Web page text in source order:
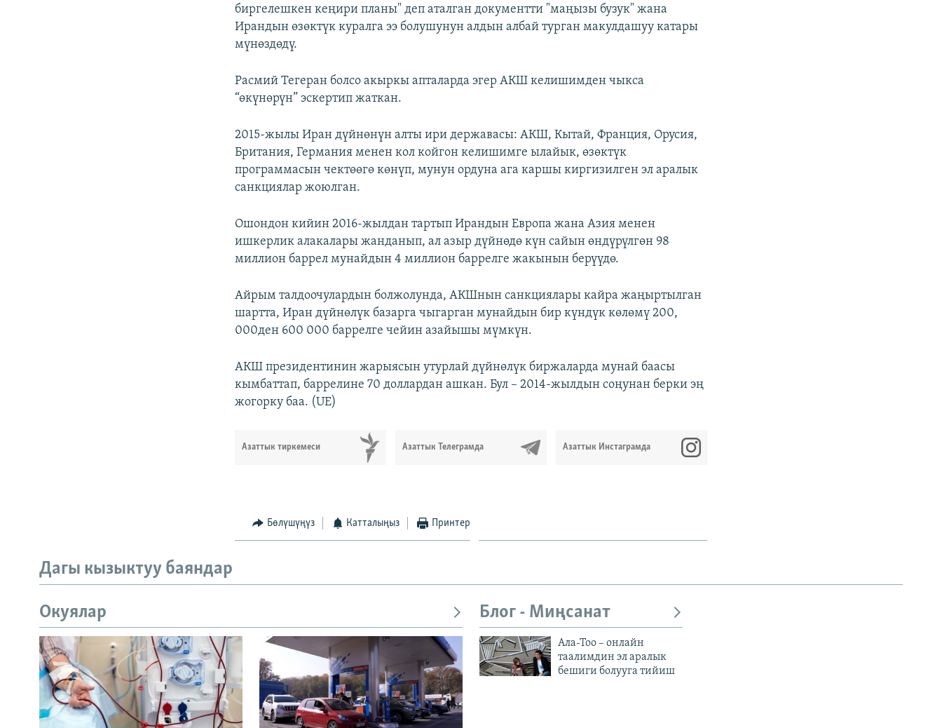
биргелешкен кеңири планы" деп аталган документти "маңызы бузук" жана
Ирандын өзөктүк куралга ээ болушунун алдын албай турган макулдашуу катары
мүнөздөдү.
Расмий Тегеран болсо акыркы апталарда эгер АКШ келишимден чыкса
“өкүнөрүн” эскертип жаткан.
2015-жылы Иран дүйнөнүн алты ири державасы: АКШ, Кытай, Франция, Орусия,
Британия, Германия менен кол койгон келишимге ылайык, өзөктүк
программасын чектөөгө көнүп, мунун ордуна ага каршы киргизилген эл аралык
санкциялар жоюлган.
Ошондон кийин 2016-жылдан тартып Ирандын Европа жана Азия менен
ишкерлик алакалары жанданып, ал азыр дүйнөдө күн сайын өндүрүлгөн 98
миллион баррел мунайдын 4 миллион баррелге жакынын берүүдө.
Айрым талдоочулардын болжолунда, АКШнын санкциялары кайра жаңыртылган
шартта, Иран дүйнөлүк базарга чыгарган мунайдын бир күндүк көлөмү 200,
000ден 600 000 баррелге чейин азайышы мүмкүн.
АКШ президентинин жарыясын утурлай дүйнөлүк биржаларда мунай баасы
кымбаттап, баррелине 70 доллардан ашкан. Бул – 2014-жылдын соңунан берки эң
жогорку баа. (UE)
Азаттык тиркемеси Азаттык Телеграмда Азаттык Инстаграмда
Бөлүшүңүз Катталыңыз Принтер
Дагы кызыктуу баяндар
Окуялар Блог - Миңсанат
Ала-Тоо – онлайн
таалимдин эл аралык
бешиги болууга тийиш